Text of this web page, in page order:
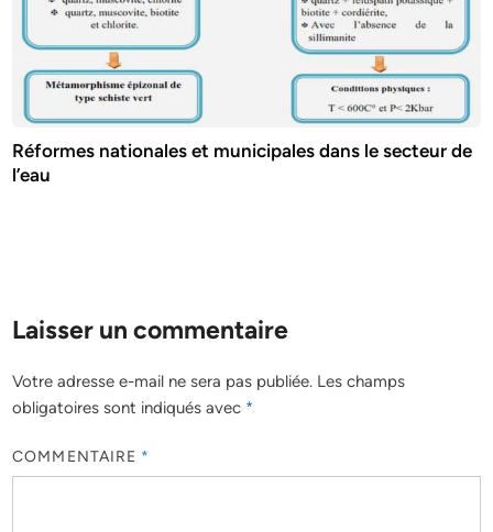
Réformes nationales et municipales dans le secteur de
l’eau
Laisser un commentaire
Votre adresse e-mail ne sera pas publiée. Les champs
obligatoires sont indiqués avec *
COMMENTAIRE *